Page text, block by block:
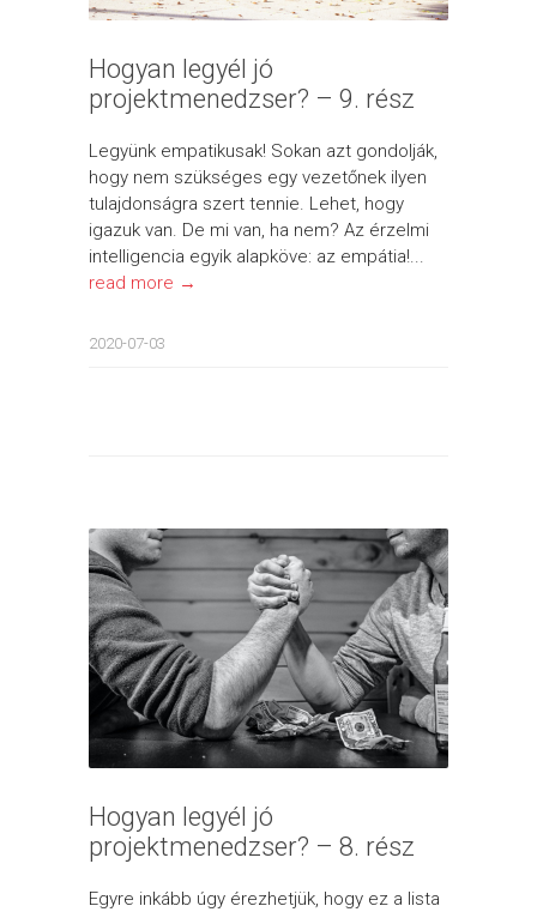
Hogyan legyél jó
projektmenedzser? – 9. rész
Legyünk empatikusak! Sokan azt gondolják,
hogy nem szükséges egy vezetőnek ilyen
tulajdonságra szert tennie. Lehet, hogy
igazuk van. De mi van, ha nem? Az érzelmi
intelligencia egyik alapköve: az empátia!...
read more →
2020-07-03
Hogyan legyél jó
projektmenedzser? – 8. rész
Egyre inkább úgy érezhetjük, hogy ez a lista